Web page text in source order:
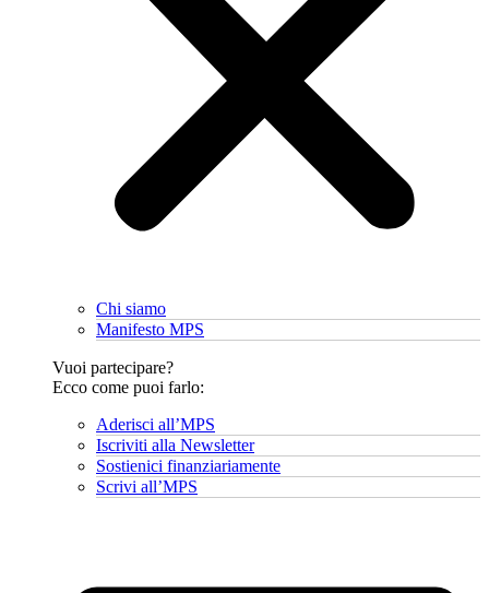
Chi siamo
Manifesto MPS
Vuoi partecipare?
Ecco come puoi farlo:
Aderisci all’MPS
Iscriviti alla Newsletter
Sostienici finanziariamente
Scrivi all’MPS